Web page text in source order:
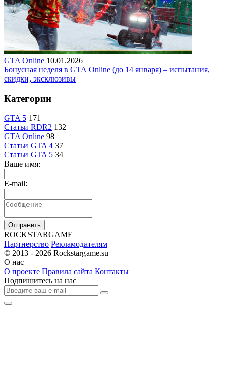
GTA Online 10.01.2026
Бонусная неделя в GTA Online (до 14 января) – испытания,
скидки, эксклюзивы
Категории
GTA 5 171
Статьи RDR2 132
GTA Online 98
Статьи GTA 4 37
Статьи GTA 5 34
Ваше имя:
E-mail:
Отправить
ROCKSTARGAME
Партнерство Рекламодателям
© 2013 - 2026 Rockstargame.su
О нас
О проекте Правила сайта Контакты
Подпишитесь на нас